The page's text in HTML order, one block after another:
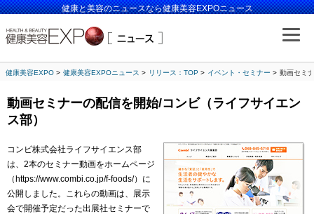
健康と美容のニュースなら健康美容EXPOニュース
健康美容EXPO 健康美容EXPOニュース リリース：TOP イベント・セミナー 動画セミ
動画セミナーの配信を開始/コンビ（ライフサイエン
ス部）
コンビ株式会社ライフサイエンス部
は、2本のセミナー動画をホームページ
（https://www.combi.co.jp/f-foods/）に
公開しました。これらの動画は、展示
会で開催予定だった出展社セミナーで